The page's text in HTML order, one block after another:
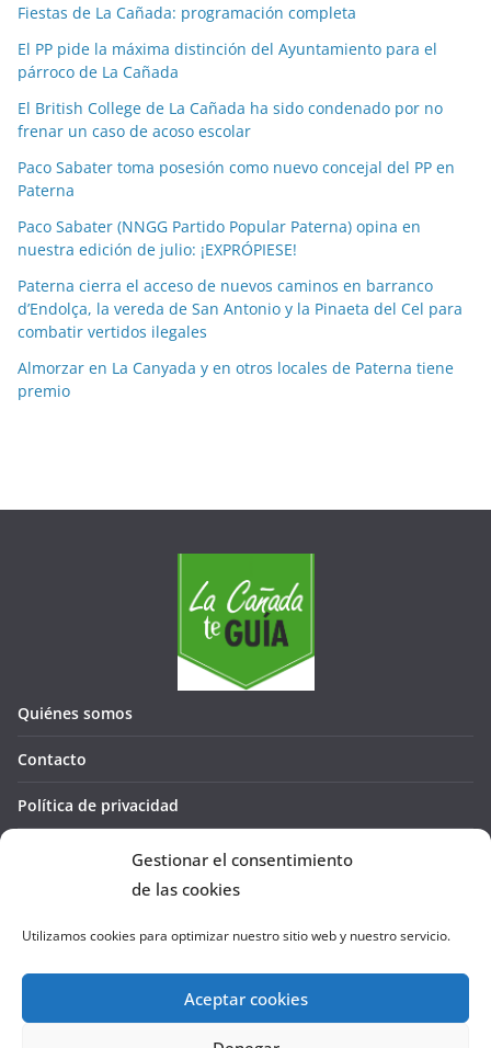
Gestionar el consentimiento
de las cookies
Utilizamos cookies para optimizar nuestro sitio web y nuestro servicio.
Aceptar cookies
i
a
s
p
o
m
s
s
Fiestas de La Cañada: programación completa
El PP pide la máxima distinción del Ayuntamiento para el
párroco de La Cañada
El British College de La Cañada ha sido condenado por no
frenar un caso de acoso escolar
Paco Sabater toma posesión como nuevo concejal del PP en
Paterna
Paco Sabater (NNGG Partido Popular Paterna) opina en
nuestra edición de julio: ¡EXPRÓPIESE!
Paterna cierra el acceso de nuevos caminos en barranco
d’Endolça, la vereda de San Antonio y la Pinaeta del Cel para
combatir vertidos ilegales
Almorzar en La Canyada y en otros locales de Paterna tiene
premio
Quiénes somos
Contacto
Política de privacidad
Política de cookies (UE)